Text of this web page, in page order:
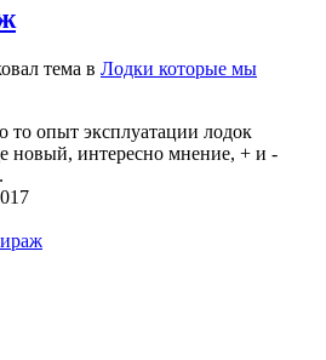
тема в Лодки которые мы
то опыт эксплуатации лодок
новый, интересно мнение, + и -